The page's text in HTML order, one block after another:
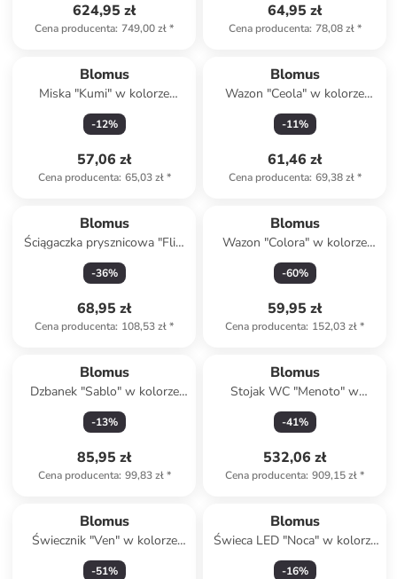
624,95 zł
Cena producenta: 749,00 zł*
64,95 zł
Cena producenta: 78,08 zł*
Blomus
Miska "Kumi" w kolorze
brązowym - Ø 14 cm
-12%
57,06 zł
Cena producenta: 65,03 zł*
Blomus
Wazon "Ceola" w kolorze
szarym - wys. 13 x Ø 8 cm
-11%
61,46 zł
Cena producenta: 69,38 zł*
Blomus
Ściągaczka prysznicowa "Flit"
w kolorze szarym - 23 x 7 cm
-36%
68,95 zł
Cena producenta: 108,53 zł*
Blomus
Wazon "Colora" w kolorze
zielonym - wys. 15 x Ø 10 cm
-60%
59,95 zł
Cena producenta: 152,03 zł*
Blomus
Dzbanek "Sablo" w kolorze
biało-kremowym na mleko -
wys. 12 cm
-13%
85,95 zł
Cena producenta: 99,83 zł*
Blomus
Stojak WC "Menoto" w
kolorze srebrno-czarnym -
wys. 65 cm
-41%
532,06 zł
Cena producenta: 909,15 zł*
Blomus
Świecznik "Ven" w kolorze
zielonym - 40 x 14 cm
-51%
Blomus
Świeca LED "Noca" w kolorze
białym - wys. 12 cm
-16%